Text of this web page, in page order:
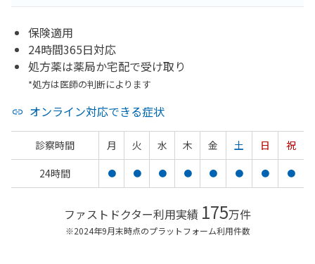
保険適用
24時間365日対応
処方薬は薬局か宅配で受け取り
*処方は医師の判断によります
オンライン対応できる症状
診察時間 月 火 水 木 金 土 日
祝
24時間
● ● ● ● ● ● ● ●
ファストドクター利用実績 175万件
※2024年9月末時点のプラットフォーム利用件数